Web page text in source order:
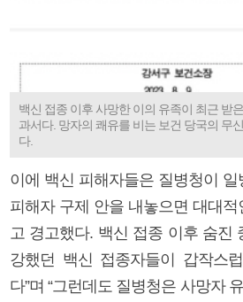
백신 접종 이후 사망한 이의 유족이 최근 받
과서다. 망자의 쾌유를 비는 보건 당국의 무
다.
이에 백신 피해자들은 질병청이
피해자 구제 안을 내놓으면 대대
고 경고했다. 백신 접종 이후 숨진
강했던 백신 접종자들이 갑작스
다”며 “그런데도 질병청은 사망자